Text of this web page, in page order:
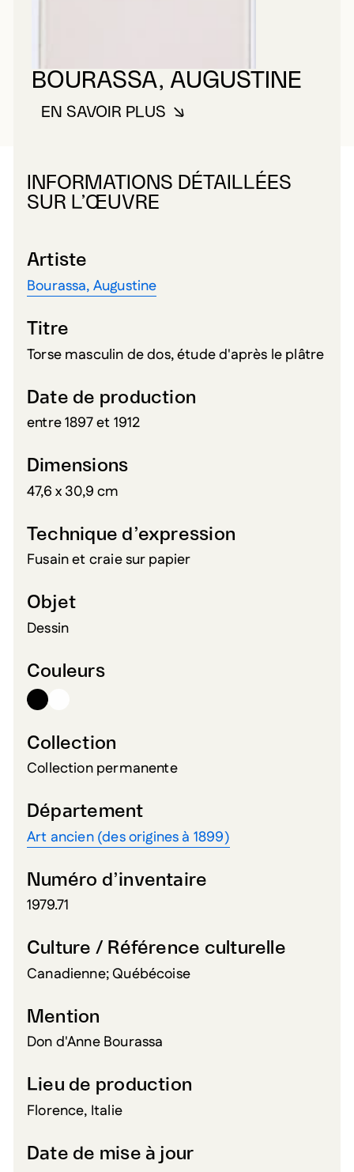
BOURASSA, AUGUSTINE
EN SAVOIR PLUSÀ PROPOS DE BOURASSA,
INFORMATIONS DÉTAILLÉES
SUR L’ŒUVRE
Artiste
Bourassa, Augustine
Titre
Torse masculin de dos, étude d'après le plâtre
Date de production
entre 1897 et 1912
Dimensions
47,6 x 30,9 cm
Technique d’expression
Fusain et craie sur papier
Objet
Dessin
Couleurs
Collection
Collection permanente
Département
Art ancien (des origines à 1899)
Numéro d’inventaire
1979.71
Culture / Référence culturelle
Canadienne; Québécoise
Mention
Don d'Anne Bourassa
Lieu de production
Florence, Italie
Date de mise à jour